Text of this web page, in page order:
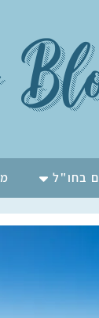
בחו"ל